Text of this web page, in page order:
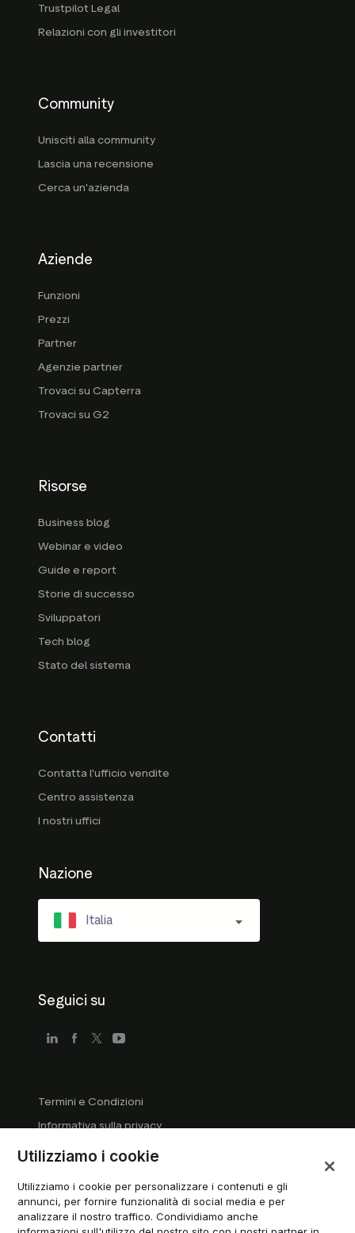
Trustpilot Legal
Relazioni con gli investitori
Community
Unisciti alla community
Lascia una recensione
Cerca un'azienda
Aziende
Funzioni
Prezzi
Partner
Agenzie partner
Trovaci su Capterra
Trovaci su G2
Risorse
Business blog
Webinar e video
Guide e report
Storie di successo
Sviluppatori
Tech blog
Stato del sistema
Contatti
Contatta l'ufficio vendite
Centro assistenza
I nostri uffici
Nazione
Italia
Seguici su
Termini e Condizioni
Informativa sulla privacy
Linee guida per le aziende
Gestisci i cookie
Modern Slavery Statement
Utilizziamo i cookie
Utilizziamo i cookie per personalizzare i contenuti e gli
annunci, per fornire funzionalità di social media e per
analizzare il nostro traffico. Condividiamo anche